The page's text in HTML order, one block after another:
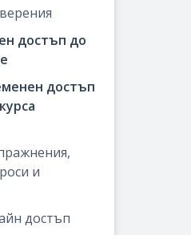
достъп до
достъп
и
достъп